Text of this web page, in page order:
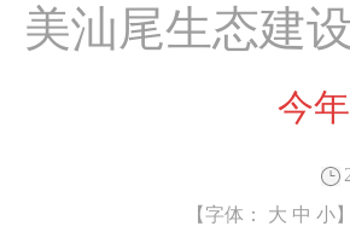
美汕尾生态建设
今
【字体： 大 中 小】